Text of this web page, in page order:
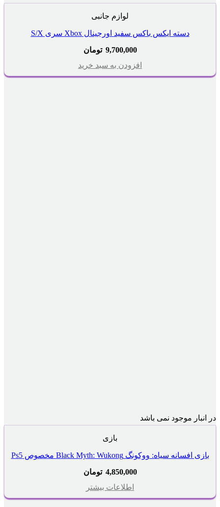
لوازم جانبی
دسته ایکس باکس سفید اورجینال Xbox سری S/X
9,700,000 تومان
افزودن به سبد خرید
در انبار موجود نمی باشد
بازی
بازی افسانه سیاه: ووکونگ Black Myth: Wukong مخصوص Ps5
4,850,000 تومان
اطلاعات بیشتر